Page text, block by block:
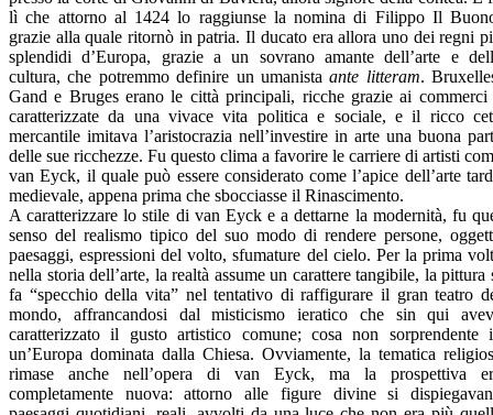
lì che attorno al 1424 lo raggiunse la nomina di Filippo Il
grazie alla quale ritornò in patria. Il ducato era allora uno dei regni
splendidi d’Europa, grazie a un sovrano amante dell’arte e
cultura, che potremmo definire un umanistaante litteram.
Gand e Bruges erano le città principali, ricche grazie ai commerci
caratterizzate da una vivace vita politica e sociale, e il ricco
mercantile imitava l’aristocrazia nell’investire in arte una buona
delle sue ricchezze. Fu questo clima a favorire le carriere di artisti
van Eyck, il quale può essere considerato come l’apice dell’arte
medievale, appena prima che sbocciasse il Rinascimento.
A caratterizzare lo stile di van Eyck e a dettarne la modernità, fu
senso del realismo tipico del suo modo di rendere persone,
paesaggi, espressioni del volto, sfumature del cielo. Per la prima
nella storia dell’arte, la realtà assume un carattere tangibile, la pittura
fa “specchio della vita” nel tentativo di raffigurare il gran teatro
mondo, affrancandosi dal misticismo ieratico che sin qui
caratterizzato il gusto artistico comune; cosa non sorprendente
un’Europa dominata dalla Chiesa. Ovviamente, la tematica
rimase anche nell’opera di van Eyck, ma la prospettiva
completamente nuova: attorno alle figure divine si